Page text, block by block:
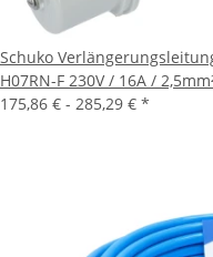
Schuko
H07RN-F 230V / 16A /
175,86 € - 285,29 € *